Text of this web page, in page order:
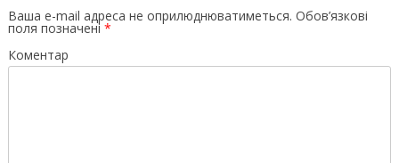
Ваша e-mail адреса не оприлюднюватиметься. Обов’язкові
поля позначені *
Коментар